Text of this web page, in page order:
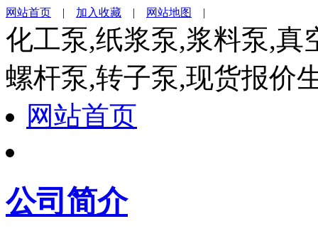
网站首页 | 加入收藏 | 网站地图 |
化工泵,纸浆泵,浆料泵,真
螺杆泵,转子泵,现货报价
网站首页
公司简介